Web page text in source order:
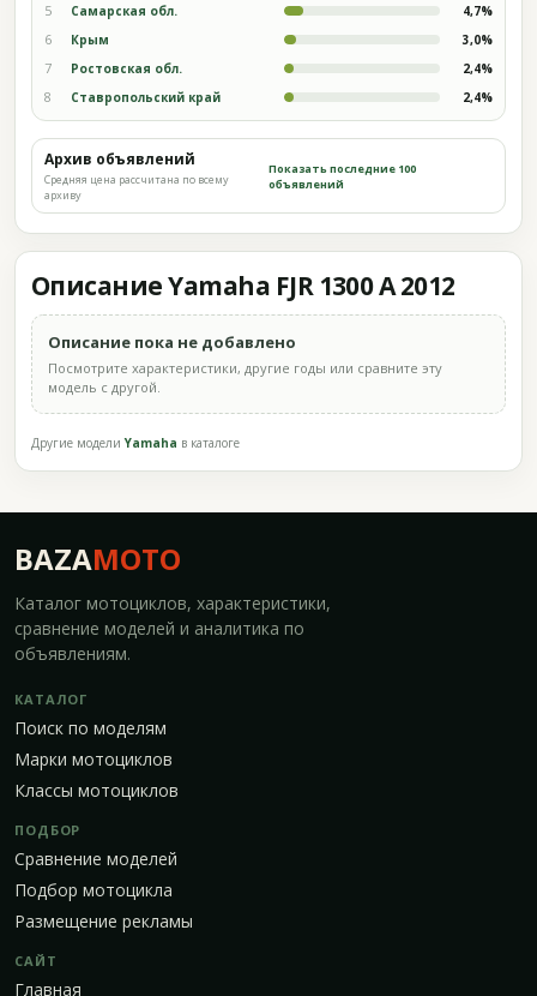
5 Самарская обл. 4,7%
6 Крым 3,0%
7 Ростовская обл. 2,4%
8 Ставропольский край 2,4%
Архив объявлений
Средняя цена рассчитана по всему
архиву
Показать последние 100
объявлений
Описание Yamaha FJR 1300 A 2012
Описание пока не добавлено
Посмотрите характеристики, другие годы или сравните эту
модель с другой.
Другие моделиYamaha в каталоге
BAZAMOTO
Каталог мотоциклов, характеристики,
сравнение моделей и аналитика по
объявлениям.
КАТАЛОГ
Поиск по моделям
Марки мотоциклов
Классы мотоциклов
ПОДБОР
Сравнение моделей
Подбор мотоцикла
Размещение рекламы
САЙТ
Главная